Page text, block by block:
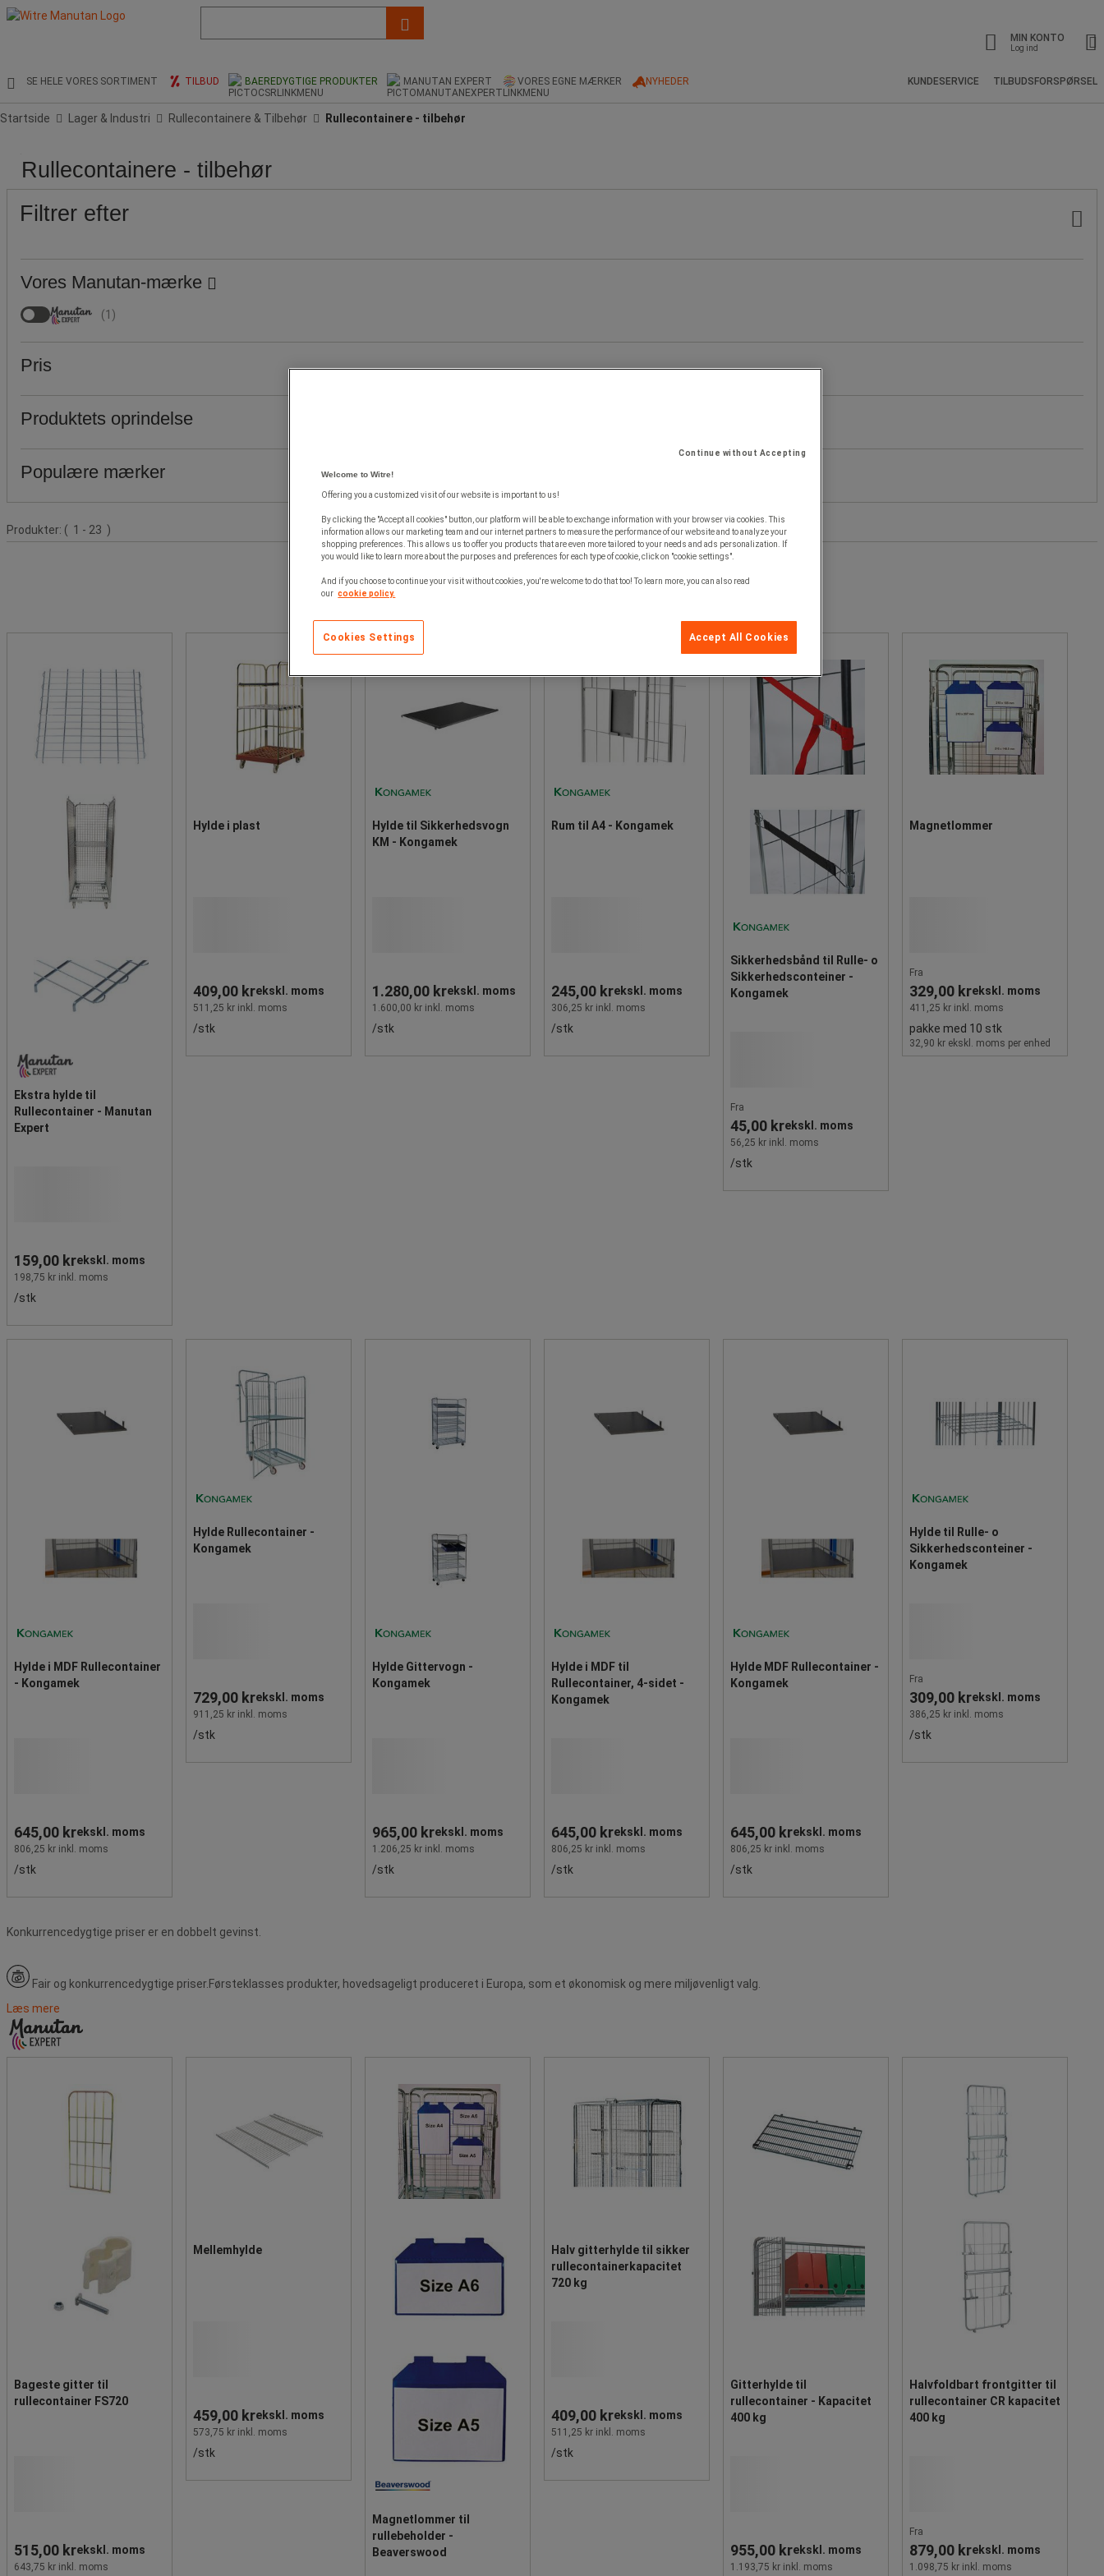
og
søgehistorik
MIN KONTO
Log ind
SE HELE VORES SORTIMENT TILBUD BAEREDYGTIGE PRODUKTER MANUTAN EXPERT VORES EGNE MÆRKER NYHEDER KUNDESERVICE TILBUDSFORSPØRSEL
Startside Lager & Industri Rullecontainere & Tilbehør Rullecontainere - tilbehør
Rullecontainere - tilbehør
Filtrer efter
Vores Manutan-mærke
(1)
Pris
Pris
Produktets
Produktets oprindelse
Populære
Populære mærker
Produktliste
Produkter: ( 1 - 23 )
Ekstra hylde til
Rullecontainer - Manutan
Expert
159,00 krekskl. moms
198,75 kr inkl. moms
/stk
Hylde i plast
409,00 krekskl. moms
511,25 kr inkl. moms
/stk
Hylde til Sikkerhedsvogn
KM - Kongamek
1.280,00 krekskl. moms
1.600,00 kr inkl. moms
/stk
Rum til A4 - Kongamek
245,00 krekskl. moms
306,25 kr inkl. moms
/stk
Sikkerhedsbånd til Rulle- o
Sikkerhedsconteiner -
Kongamek
Fra
45,00 krekskl. moms
56,25 kr inkl. moms
/stk
Magnetlommer
Fra
329,00 krekskl. moms
411,25 kr inkl. moms
pakke med 10 stk
32,90 kr ekskl. moms per enhed
Hylde i MDF Rullecontainer
- Kongamek
645,00 krekskl. moms
806,25 kr inkl. moms
/stk
Hylde Rullecontainer -
Kongamek
729,00 krekskl. moms
911,25 kr inkl. moms
/stk
Hylde Gittervogn -
Kongamek
965,00 krekskl. moms
1.206,25 kr inkl. moms
/stk
Hylde i MDF til
Rullecontainer, 4-sidet -
Kongamek
645,00 krekskl. moms
806,25 kr inkl. moms
/stk
Hylde MDF Rullecontainer -
Kongamek
645,00 krekskl. moms
806,25 kr inkl. moms
/stk
Hylde til Rulle- o
Sikkerhedsconteiner -
Kongamek
Fra
309,00 krekskl. moms
386,25 kr inkl. moms
/stk
Konkurrencedygtige priser er en dobbelt gevinst.
Fair og konkurrencedygtige priser. Førsteklasses produkter, hovedsageligt produceret i Europa, som et økonomisk og mere miljøvenligt valg.
Læs mere
Bageste gitter til
rullecontainer FS720
515,00 krekskl. moms
643,75 kr inkl. moms
Mellemhylde
459,00 krekskl. moms
573,75 kr inkl. moms
/stk
Magnetlommer til
rullebeholder -
Beaverswood
Halv gitterhylde til sikker
rullecontainerkapacitet
720 kg
409,00 krekskl. moms
511,25 kr inkl. moms
/stk
Gitterhylde til
rullecontainer - Kapacitet
400 kg
955,00 krekskl. moms
1.193,75 kr inkl. moms
Halvfoldbart frontgitter til
rullecontainer CR kapacitet
400 kg
Fra
879,00 krekskl. moms
1.098,75 kr inkl. moms
Continue without Accepting
Welcome to Witre!
Offering you a customized visit of our website is important to us!
By clicking the "Accept all cookies" button, our platform will be able to exchange information with your browser via cookies. This
information allows our marketing team and our internet partners to measure the performance of our website and to analyze your
shopping preferences. This allows us to offer you products that are even more tailored to your needs and ads personalization. If
you would like to learn more about the purposes and preferences for each type of cookie, click on "cookie settings".
And if you choose to continue your visit without cookies, you're welcome to do that too! To learn more, you can also read
our cookie policy.
Accept All Cookies
Cookies Settings